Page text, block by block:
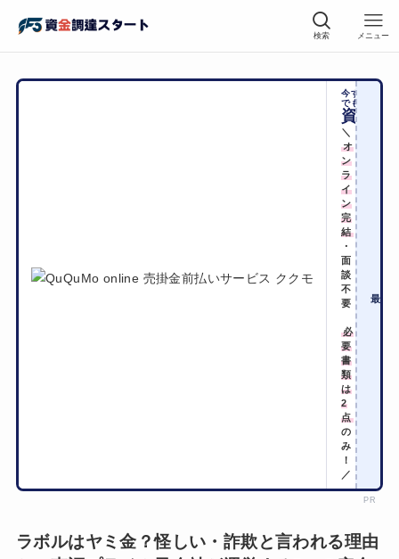
検索 メニュー
今すぐに
でも
資金化
＼
オ
ン
ラ
イ
ン
完
結
・
面
談
不
要
必
要
書
類
は
2
点
の
み
！
／
最短
PR
ラボルはヤミ金？怪しい・詐欺と言われる理由